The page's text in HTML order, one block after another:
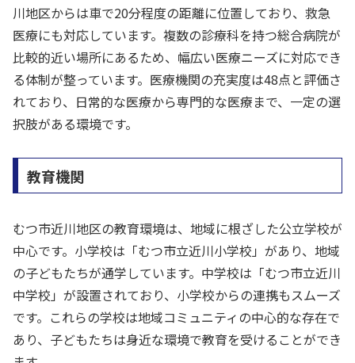
川地区からは車で20分程度の距離に位置しており、救急
医療にも対応しています。複数の診療科を持つ総合病院が
比較的近い場所にあるため、幅広い医療ニーズに対応でき
る体制が整っています。医療機関の充実度は48点と評価さ
れており、日常的な医療から専門的な医療まで、一定の選
択肢がある環境です。
教育機関
むつ市近川地区の教育環境は、地域に根ざした公立学校が
中心です。小学校は「むつ市立近川小学校」があり、地域
の子どもたちが通学しています。中学校は「むつ市立近川
中学校」が設置されており、小学校からの連携もスムーズ
です。これらの学校は地域コミュニティの中心的な存在で
あり、子どもたちは身近な環境で教育を受けることができ